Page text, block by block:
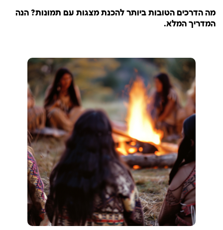
מה הדרכים הטובות ביותר להכנת מצגות עם תמונות? הנה
המדריך המלא.